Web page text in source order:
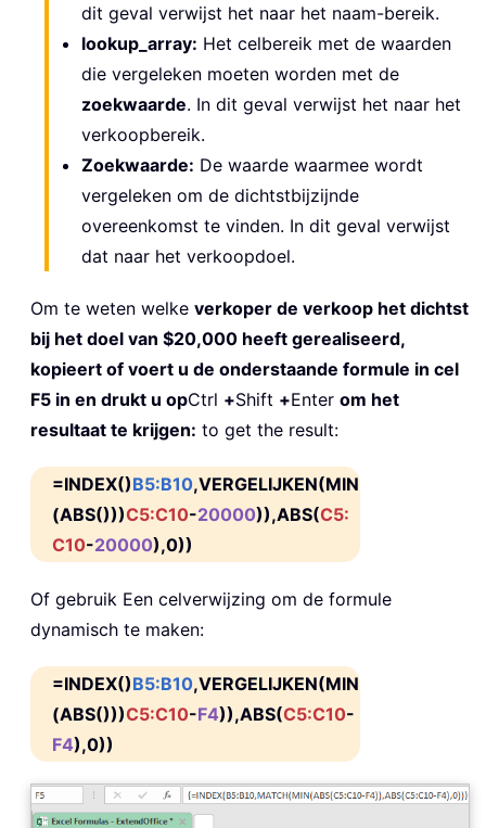
dit geval verwijst het naar het naam-bereik.
lookup_array: Het celbereik met de waarden
die vergeleken moeten worden met de
zoekwaarde. In dit geval verwijst het naar het
verkoopbereik.
Zoekwaarde: De waarde waarmee wordt
vergeleken om de dichtstbijzijnde
overeenkomst te vinden. In dit geval verwijst
dat naar het verkoopdoel.
Om te weten welke verkoper de verkoop het dichtst
bij het doel van $20,000 heeft gerealiseerd,
kopieert of voert u de onderstaande formule in cel
F5 in en drukt u opCtrl +Shift +Enter om het
resultaat te krijgen: to get the result:
=INDEX()B5:B10,VERGELIJKEN(MIN
(ABS()))C5:C10-20000)),ABS(C5:
C10-20000),0))
Of gebruik Een celverwijzing om de formule
dynamisch te maken:
=INDEX()B5:B10,VERGELIJKEN(MIN
(ABS()))C5:C10-F4)),ABS(C5:C10-
F4),0))